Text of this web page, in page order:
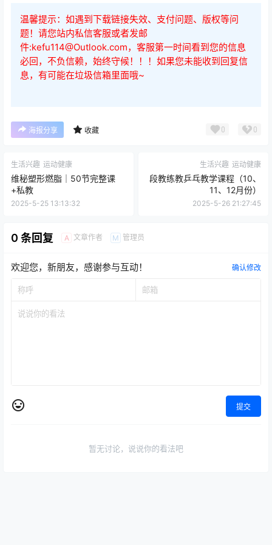
温馨提示：如遇到下载链接失效、支付问题、版权等问
题！请您站内私信客服或者发邮
件:kefu114@Outlook.com，客服第一时间看到您的信息
必回，不负信赖，始终守候！！！如果您未能收到回复信
息，有可能在垃圾信箱里面哦~
海报分享 收藏 0 0
生活兴趣 运动健康
维秘塑形燃脂｜50节完整课
+私教
2025-5-25 13:13:32
生活兴趣 运动健康
段教练教乒乓教学课程（10、
11、12月份）
2025-5-26 21:27:45
0 条回复 A 文章作者 M 管理员
欢迎您，新朋友，感谢参与互动！ 确认修改
提交
暂无讨论，说说你的看法吧